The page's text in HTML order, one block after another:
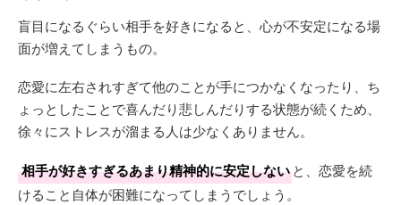
盲目になるぐらい相手を好きになると、心が不安定になる場
面が増えてしまうもの。
恋愛に左右されすぎて他のことが手につかなくなったり、ち
ょっとしたことで喜んだり悲しんだりする状態が続くため、
徐々にストレスが溜まる人は少なくありません。
相手が好きすぎるあまり精神的に安定しないと、恋愛を続
けること自体が困難になってしまうでしょう。